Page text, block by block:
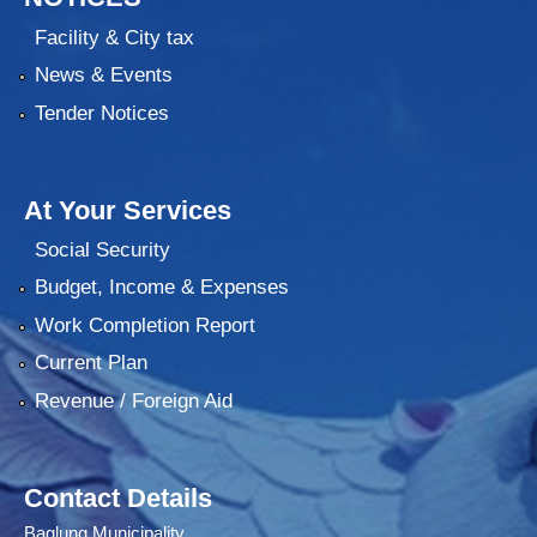
Facility & City tax
News & Events
Tender Notices
At Your Services
Social Security
Budget, Income & Expenses
Work Completion Report
Current Plan
Revenue / Foreign Aid
Contact Details
Baglung Municipality